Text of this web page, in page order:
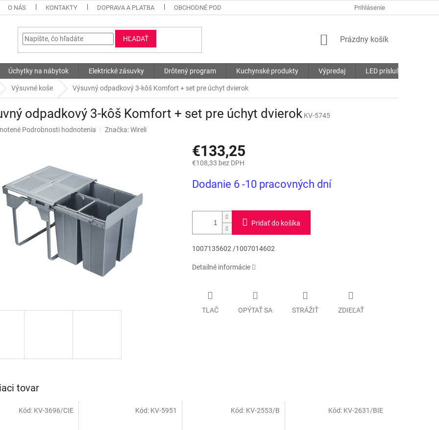
O NÁS KONTAKTY DOPRAVA A PLATBA OBCHODNÉ PODMIENKY SÚBORY COOKIES
Prihlásenie
HĽADAŤ
NÁKUPNÝ
Prázdny košík
Úchytky na nábytok Elektrické zásuvky Drôtený program Kuchynské produkty Výpredaj LED príslušenstvo
Výsuvné koše Výsuvný odpadkový 3-kôš Komfort + set pre úchyt dvierok
odpadkový 3-kôš Komfort + set pre úchyt dvierok KV-5745
Podrobnosti hodnotenia Značka:Wireli
€133,25
€108,33 bez DPH
cena:
Dodanie 6 -10 pracovných dní
Pridať do košíka
1007135602 /1007014602
Detailné informácie
TLAČ OPÝTAŤ SA STRÁŽIŤ ZDIEĽAŤ
tovar
Kód: KV-3696/CIE Kód: KV-5951 Kód: KV-2553/B Kód: KV-2631/BIE